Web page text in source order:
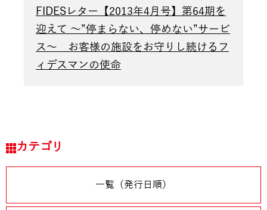
FIDESレター【2013年4月号】第64期を
迎えて ～”停まらない、停めない”サービ
ス～ お客様の施設をお守りし続けるフ
ィデスマンの使命
カテゴリ
一覧（発行日順）